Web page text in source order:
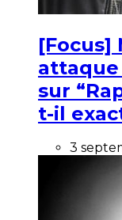
[Focus]
sur
t-il
3